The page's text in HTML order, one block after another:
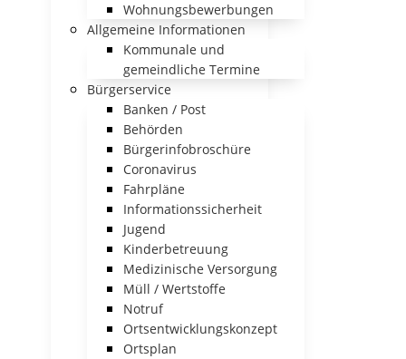
Wohnungsbewerbungen
Allgemeine Informationen
Kommunale und
gemeindliche Termine
Bürgerservice
Banken / Post
Behörden
Bürgerinfobroschüre
Coronavirus
Fahrpläne
Informationssicherheit
Jugend
Kinderbetreuung
Medizinische Versorgung
Müll / Wertstoffe
Notruf
Ortsentwicklungskonzept
Ortsplan